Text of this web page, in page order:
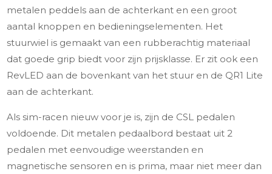
metalen peddels aan de achterkant en een groot
aantal knoppen en bedieningselementen. Het
stuurwiel is gemaakt van een rubberachtig materiaal
dat goede grip biedt voor zijn prijsklasse. Er zit ook een
RevLED aan de bovenkant van het stuur en de QR1 Lite
aan de achterkant.
Als sim-racen nieuw voor je is, zijn de CSL pedalen
voldoende. Dit metalen pedaalbord bestaat uit 2
pedalen met eenvoudige weerstanden en
magnetische sensoren en is prima, maar niet meer dan